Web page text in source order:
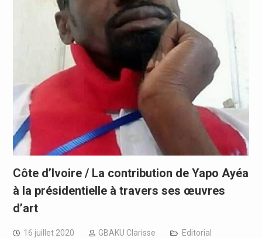
Côte d’Ivoire / La contribution de Yapo Ayéa
à la présidentielle à travers ses œuvres
d’art
16 juillet 2020 GBAKU Clarisse Editorial